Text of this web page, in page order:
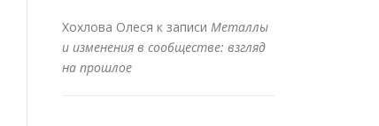
Хохлова Олеся к записи Металлы
и изменения в сообществе: взгляд
на прошлое